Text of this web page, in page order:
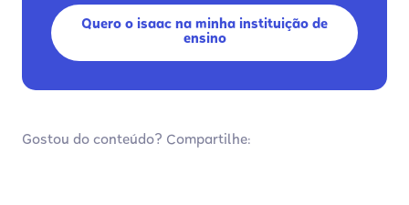
Quero o isaac na minha instituição de
ensino
Gostou do conteúdo? Compartilhe: